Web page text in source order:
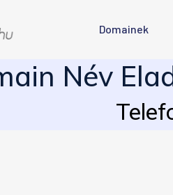
Domainek
Név